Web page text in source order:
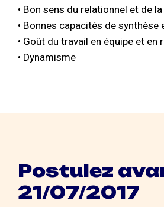
• Bon sens du relationnel et de
• Bonnes capacités de
• Goût du travail en équipe et en
• Dynamisme
Postulez
21/07/2017